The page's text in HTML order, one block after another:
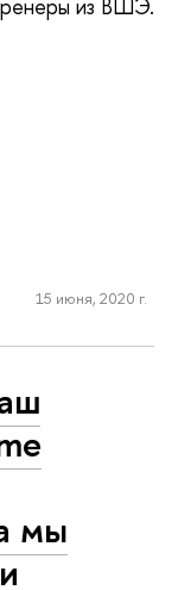
из ВШЭ.
15 июня, 2020 г.
мы